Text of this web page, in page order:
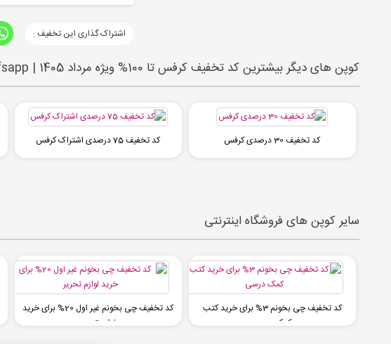
اشتراک گذاری این تخفیف :
کوپن های دیگر بیشترین کد تخفیف کرفس تا 100% ویژه مرداد 1405 | karafsapp
کد تخفیف 30 درصدی کرفس کد تخفیف 75 درصدی اشتراک کرفس
سایر کوپن های فروشگاه اینترنتی
کد تخفیف چی بخونم 3% برای خرید کتب
کمک درسی
کد تخفیف چی بخونم غیر اول 20% برای خرید
لوازم تحریر